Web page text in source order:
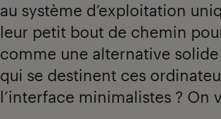
au système d’exploitation
leur petit bout de chemin
comme une alternative solide
qui se destinent ces
l’interface minimalistes ? On